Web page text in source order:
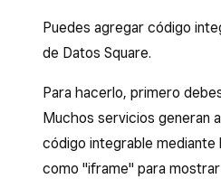
Puedes agregar código
de Datos Square.
Para hacerlo, primero
Muchos servicios generan
código integrable mediante
como "iframe" para